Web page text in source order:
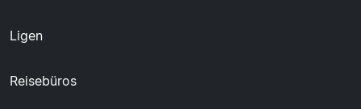
Ligen
Reisebüros